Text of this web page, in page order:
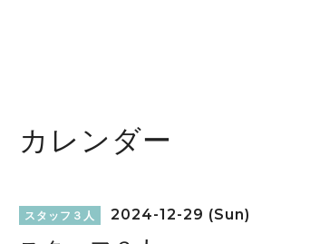
カレンダー
スタッフ３人 2024-12-29 (Sun)